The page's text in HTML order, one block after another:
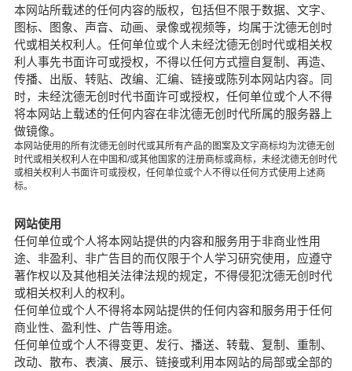
本网站所载述的任何内容的版权，包括但不限于数据、文字、
图标、图象、声音、动画、录像或视频等，均属于沈德无创时
代或相关权利人。任何单位或个人未经沈德无创时代或相关权
利人事先书面许可或授权，不得以任何方式擅自复制、再造、
传播、出版、转贴、改编、汇编、链接或陈列本网站内容。同
时，未经沈德无创时代书面许可或授权，任何单位或个人不得
将本网站上载述的任何内容在非沈德无创时代所属的服务器上
做镜像。
本网站使用的所有沈德无创时代或其所有产品的图案及文字商标均为沈德无创
时代或相关权利人在中国和/或其他国家的注册商标或商标，未经沈德无创时代
或相关权利人书面许可或授权，任何单位或个人不得以任何方式使用上述商
标。
网站使用
任何单位或个人将本网站提供的内容和服务用于非商业性用
途、非盈利、非广告目的而仅限于个人学习研究使用，应遵守
著作权以及其他相关法律法规的规定，不得侵犯沈德无创时代
或相关权利人的权利。
任何单位或个人不得将本网站提供的任何内容和服务用于任何
商业性、盈利性、广告等用途。
任何单位或个人不得变更、发行、播送、转载、复制、重制、
改动、散布、表演、展示、链接或利用本网站的局部或全部的